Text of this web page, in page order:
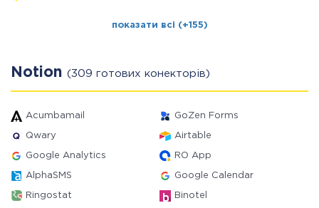
показати всі (+155)
Notion (309 готових конекторів)
Acumbamail GoZen Forms
Qwary Airtable
Google Analytics RO App
AlphaSMS Google Calendar
Ringostat Binotel